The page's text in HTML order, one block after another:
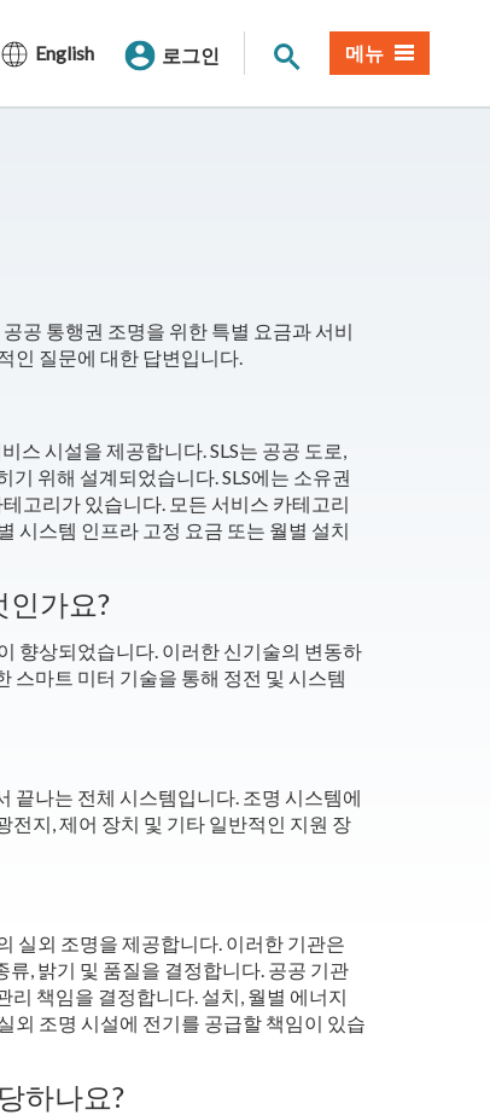
English 로그인 사이트 검색
메뉴
공 통행권 조명을 위한 특별 요금과 서비
인 질문에 대한 답변입니다.
스 시설을 제공합니다. SLS는 공공 도로,
위해 설계되었습니다. SLS에는 소유권
고리가 있습니다. 모든 서비스 카테고리
시스템 인프라 고정 요금 또는 월별 설치
인가요?
향상되었습니다. 이러한 신기술의 변동하
스마트 미터 기술을 통해 정전 및 시스템
끝나는 전체 시스템입니다. 조명 시스템에
전지, 제어 장치 및 기타 일반적인 지원 장
실외 조명을 제공합니다. 이러한 기관은
, 밝기 및 품질을 결정합니다. 공공 기관
리 책임을 결정합니다. 설치, 월별 에너지
외 조명 시설에 전기를 공급할 책임이 있습
하나요?